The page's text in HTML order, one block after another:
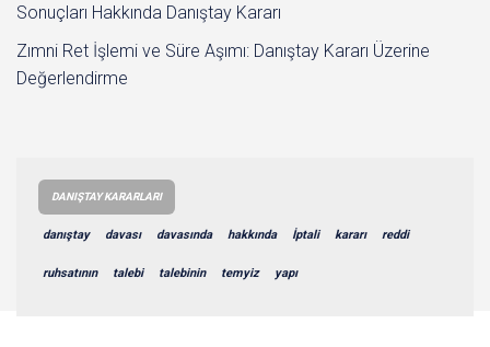
Sonuçları Hakkında Danıştay Kararı
Zımni Ret İşlemi ve Süre Aşımı: Danıştay Kararı Üzerine
Değerlendirme
DANIŞTAY KARARLARI
danıştay davası davasında hakkında İptali kararı reddi
ruhsatının talebi talebinin temyiz yapı